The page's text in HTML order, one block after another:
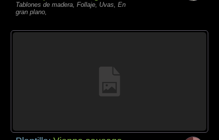
Tablones de madera, Follaje, Uvas, En
gran plano,